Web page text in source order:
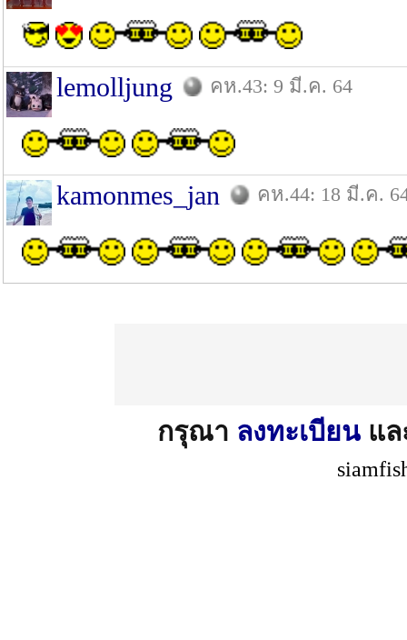
lemolljung คห.43: 9 มี.ค. 64
kamonmes_jan คห.44: 18 มี.ค.
กรุณา ลงทะเบียน แ